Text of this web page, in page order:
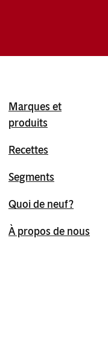
Marques et
produits
Recettes
Segments
Quoi de neuf ?
À propos de nous